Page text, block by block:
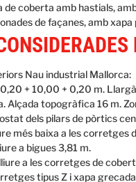
de coberta amb hastials,
de façanes, amb
Nau industrial Mallorca:
0,20 + 10,00 + 0,20 m.
Alçada topogràfica 16 m.
dels pilars de pòrtics
més baixa a les corretges
a bigues 3,81 m.
a les corretges de
tipus Z i xapa